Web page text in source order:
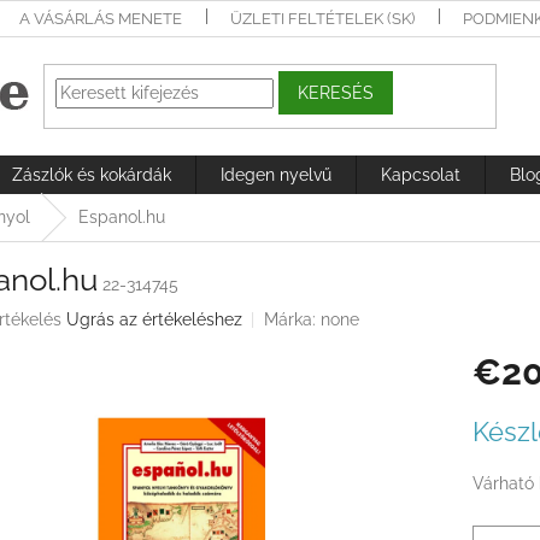
A VÁSÁRLÁS MENETE ÜZLETI FELTÉTELEK (SK)
KERESÉS
Zászlók és kokárdák Idegen nyelvű Kapcsolat
Espanol.hu
22-314745
Ugrás az értékeléshez Márka: none
Várható